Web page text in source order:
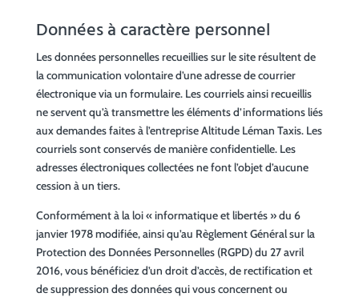
Données à caractère personnel
Les données personnelles recueillies sur le site résultent de
la communication volontaire d’une adresse de courrier
électronique via un formulaire. Les courriels ainsi recueillis
ne servent qu’à transmettre les éléments d’informations liés
aux demandes faites à l’entreprise Altitude Léman Taxis. Les
courriels sont conservés de manière confidentielle. Les
adresses électroniques collectées ne font l’objet d’aucune
cession à un tiers.
Conformément à la loi « informatique et libertés » du 6
janvier 1978 modifiée, ainsi qu’au Règlement Général sur la
Protection des Données Personnelles (RGPD) du 27 avril
2016, vous bénéficiez d’un droit d’accès, de rectification et
de suppression des données qui vous concernent ou